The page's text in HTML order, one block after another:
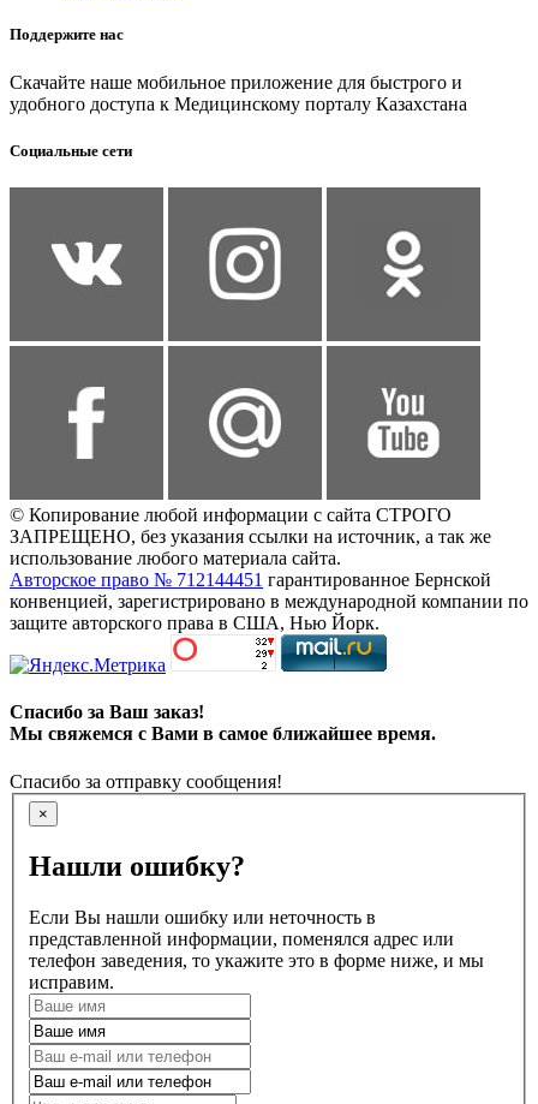
Поддержите нас
Скачайте наше мобильное приложение для быстрого и
удобного доступа к Медицинскому порталу Казахстана
Социальные сети
© Копирование любой информации с сайта СТРОГО
ЗАПРЕЩЕНО, без указания ссылки на источник, а так же
использование любого материала сайта.
Авторское право № 712144451 гарантированное Бернской
конвенцией, зарегистрировано в международной компании по
защите авторского права в США, Нью Йорк.
Спасибо за Ваш заказ!
Мы свяжемся с Вами в самое ближайшее время.
Спасибо за отправку сообщения!
×
Нашли ошибку?
Если Вы нашли ошибку или неточность в
представленной информации, поменялся адрес или
телефон заведения, то укажите это в форме ниже, и мы
исправим.